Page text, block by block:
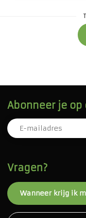
Vragen?
Wanneer krijg ik
Abonneer je